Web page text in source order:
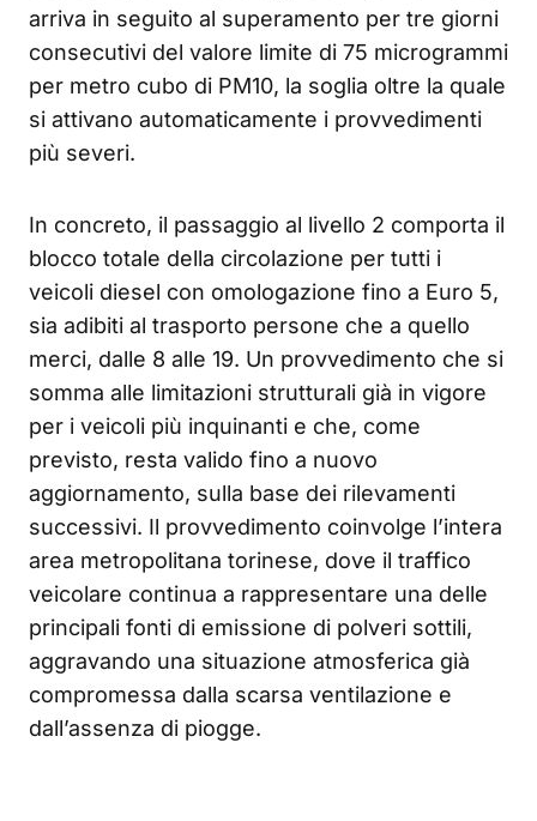
arriva in seguito al superamento per tre giorni
consecutivi del valore limite di 75 microgrammi
per metro cubo di PM10, la soglia oltre la quale
si attivano automaticamente i provvedimenti
più severi.
In concreto, il passaggio al livello 2 comporta il
blocco totale della circolazione per tutti i
veicoli diesel con omologazione fino a Euro 5,
sia adibiti al trasporto persone che a quello
merci, dalle 8 alle 19. Un provvedimento che si
somma alle limitazioni strutturali già in vigore
per i veicoli più inquinanti e che, come
previsto, resta valido fino a nuovo
aggiornamento, sulla base dei rilevamenti
successivi. Il provvedimento coinvolge l’intera
area metropolitana torinese, dove il traffico
veicolare continua a rappresentare una delle
principali fonti di emissione di polveri sottili,
aggravando una situazione atmosferica già
compromessa dalla scarsa ventilazione e
dall’assenza di piogge.